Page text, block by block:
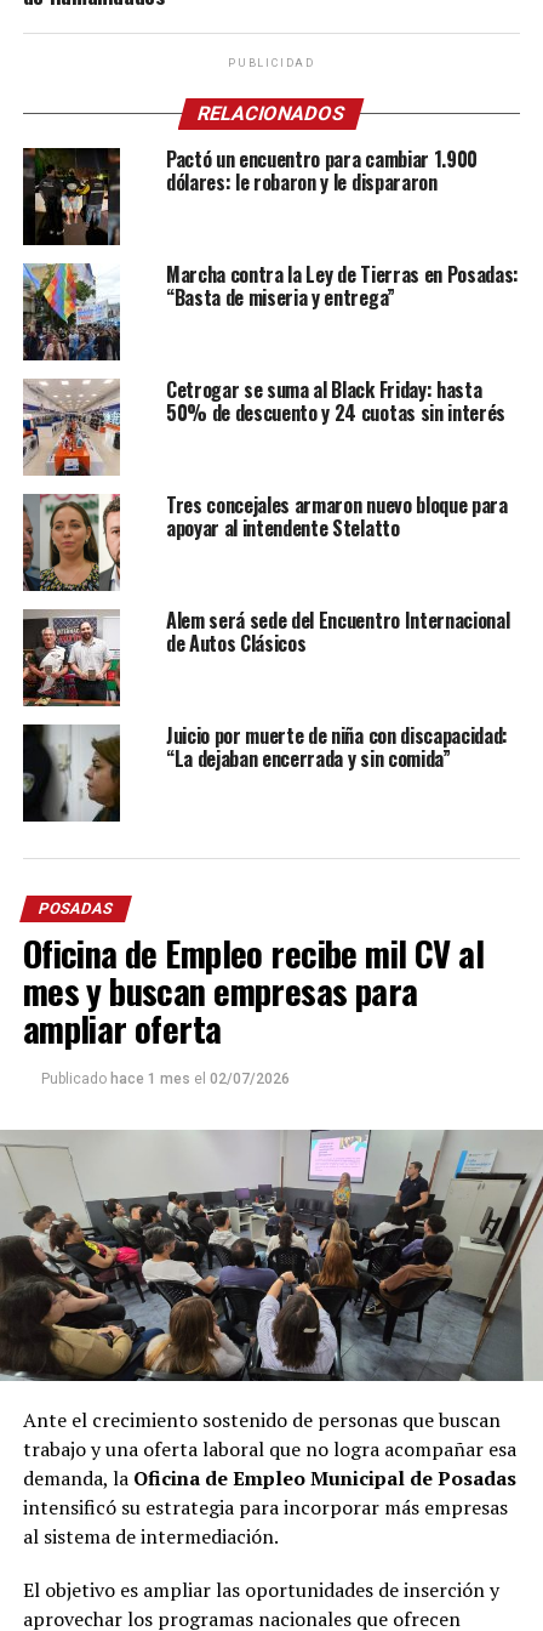
PUBLICIDAD
RELACIONADOS
Pactó un encuentro para cambiar 1.900
dólares: le robaron y le dispararon
Marcha contra la Ley de Tierras en Posadas:
“Basta de miseria y entrega”
Cetrogar se suma al Black Friday: hasta
50% de descuento y 24 cuotas sin interés
Tres concejales armaron nuevo bloque para
apoyar al intendente Stelatto
Alem será sede del Encuentro Internacional
de Autos Clásicos
Juicio por muerte de niña con discapacidad:
“La dejaban encerrada y sin comida”
POSADAS
Oficina de Empleo recibe mil CV al
mes y buscan empresas para
ampliar oferta
Publicado hace 1 mes el 02/07/2026
Ante el crecimiento sostenido de personas que buscan
trabajo y una oferta laboral que no logra acompañar esa
demanda, la Oficina de Empleo Municipal de Posadas
intensificó su estrategia para incorporar más empresas
al sistema de intermediación.
El objetivo es ampliar las oportunidades de inserción y
aprovechar los programas nacionales que ofrecen